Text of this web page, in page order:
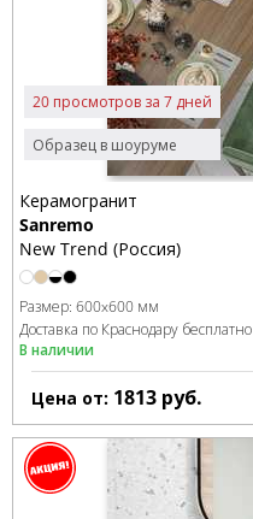
Образец в шоуруме
20 просмотров за 7 дней
Керамогранит
Sanremo
New Trend (Россия)
Размер: 600x600 мм
Доставка по Краснодару бесплатно
В наличии
Цена от: 1813 руб.